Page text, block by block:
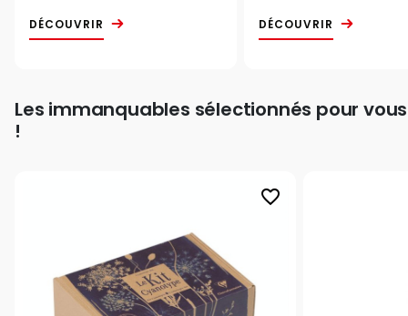
DÉCOUVRIR DÉCOUVRIR
Les immanquables sélectionnés pour vous
!
favorite_border